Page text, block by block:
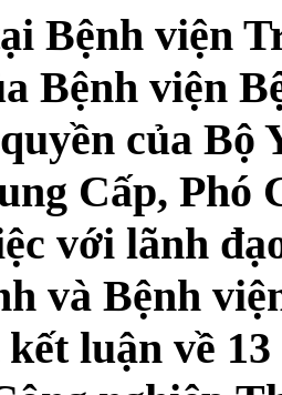
Bệnh viện
Bệnh viện
của Bộ
Cấp, Phó
với lãnh
và Bệnh
luận về